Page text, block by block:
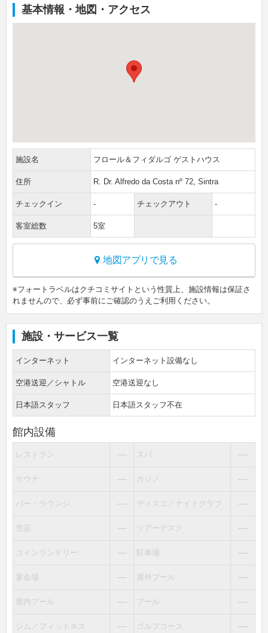
基本情報・地図・アクセス
施設名 フロール＆フィダルゴ ゲストハウス
住所 R. Dr. Alfredo da Costa nº 72, Sintra
チェックイン - チェックアウト -
客室総数 5室
地図アプリで見る
※フォートラベルはクチコミサイトという性質上、施設情報は保証さ
れませんので、必ず事前にご確認のうえご利用ください。
施設・サービス一覧
インターネット インターネット設備なし
空港送迎／シャトル 空港送迎なし
日本語スタッフ 日本語スタッフ不在
館内設備
レストラン ― スパ ―
サウナ ― カジノ ―
バー・ラウンジ ― ディスコ／ナイトクラブ ―
売店 ― ツアーデスク ―
コインランドリー ― 駐車場 ―
宴会場 ― 屋外プール ―
屋内プール ― プール ―
ジム／フィットネス ― ゴルフコース ―